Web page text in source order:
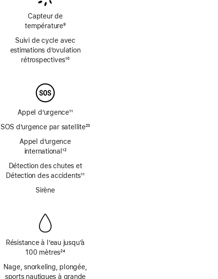
Capteur de
température
Note
de
bas
9
Suivi de cycle avec
estimations d’ovulation
rétrospectives
page
10
Appel d’urgence
Note
de
bas
de
page
11
SOS d’urgence par satellite
page
23
Appel d’urgence
international
Note
de
bas
12
Détection des chutes et
Détection des accidents11
Sirène
Résistance à l’eau jusqu’à
100 mètres
Note
de
24
Nage, snorkeling, plongée,
sports nautiques à grande